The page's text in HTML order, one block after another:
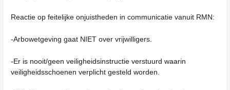
Reactie op feitelijke onjuistheden in communicatie vanuit RMN:
-Arbowetgeving gaat NIET over vrijwilligers.
-Er is nooit/geen veiligheidsinstructie verstuurd waarin
veiligheidsschoenen verplicht gesteld worden.